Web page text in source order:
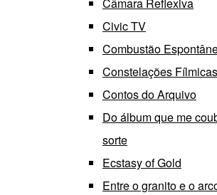
Câmara Reflexiva
Civic TV
Combustão
Constelações Fílmicas
Contos do Arquivo
Do álbum que me
sorte
Ecstasy of Gold
Entre o granito e o